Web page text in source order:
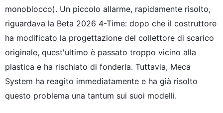
monoblocco). Un piccolo allarme, rapidamente risolto,
riguardava la Beta 2026 4-Time: dopo che il costruttore
ha modificato la progettazione del collettore di scarico
originale, quest'ultimo è passato troppo vicino alla
plastica e ha rischiato di fonderla. Tuttavia, Meca
System ha reagito immediatamente e ha già risolto
questo problema una tantum sui suoi modelli.